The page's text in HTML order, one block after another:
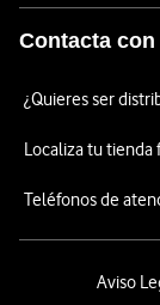
Contacta
¿Quieres ser
Localiza tu tienda
Teléfonos de
Aviso